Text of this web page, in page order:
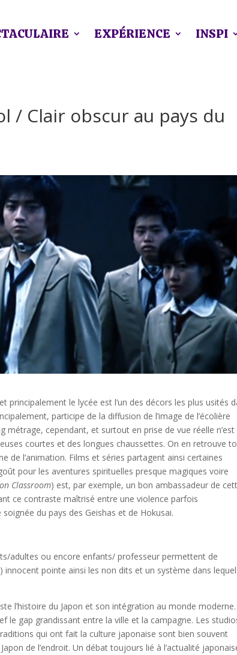
EXPÉRIENCE INSPI
/ Clair obscur au pays du
principalement le lycée est l’un des décors les plus usités
participe de la diffusion de l’image de l’écolière
cependant, et surtout en prise de vue réelle n’est
courtes et des longues chaussettes. On en retrouve
de l’animation. Films et séries partagent ainsi certaines
pour les aventures spirituelles presque magiques voire
Classroom) est, par exemple, un bon ambassadeur de
ce contraste maîtrisé entre une violence parfois
du pays des Geishas et de Hokusai.
adultes ou encore enfants/ professeur permettent de
pointe ainsi les non dits et un système dans
l’histoire du Japon et son intégration au monde
le gap grandissant entre la ville et la campagne. Les
qui ont fait la culture japonaise sont bien souvent
de l’endroit. Un débat toujours lié à l’actualité